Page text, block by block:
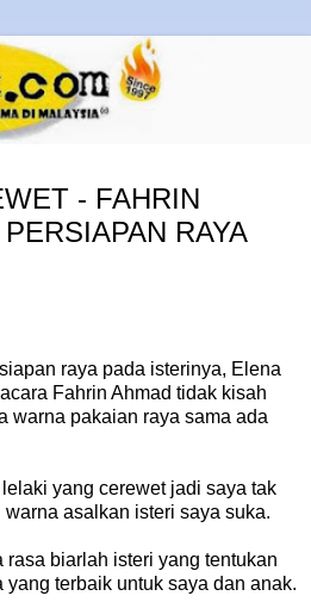
- FAHRIN
RAYA
raya pada isterinya, Elena
Fahrin Ahmad tidak kisah
warna pakaian raya sama ada
yang cerewet jadi saya tak
asalkan isteri saya suka.
rasa biarlah isteri yang tentukan
yang terbaik untuk saya dan anak.